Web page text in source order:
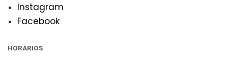
Instagram
Facebook
HORÁRIOS